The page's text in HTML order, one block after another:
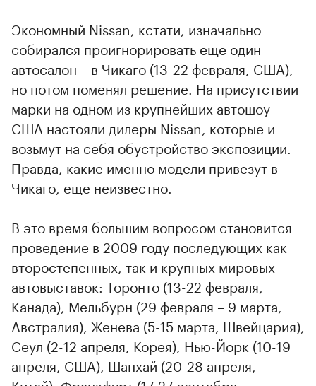
Экономный Nissan, кстати, изначально
собирался проигнорировать еще один
автосалон – в Чикаго (13-22 февраля, США),
но потом поменял решение. На присутствии
марки на одном из крупнейших автошоу
США настояли дилеры Nissan, которые и
возьмут на себя обустройство экспозиции.
Правда, какие именно модели привезут в
Чикаго, еще неизвестно.
В это время большим вопросом становится
проведение в 2009 году последующих как
второстепенных, так и крупных мировых
автовыставок: Торонто (13-22 февраля,
Канада), Мельбурн (29 февраля – 9 марта,
Австралия), Женева (5-15 марта, Швейцария),
Сеул (2-12 апреля, Корея), Нью-Йорк (10-19
апреля, США), Шанхай (20-28 апреля,